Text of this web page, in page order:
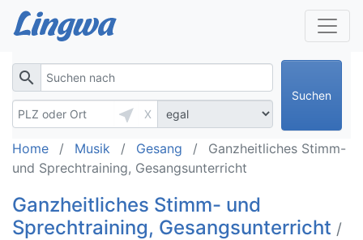
search
near_me
X
Suchen
Home Musik Gesang
Ganzheitliches Stimm-
und Sprechtraining, Gesangsunterricht
Ganzheitliches Stimm- und
Sprechtraining, Gesangsunterricht /